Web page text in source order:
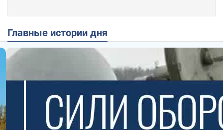
Главные истории дня